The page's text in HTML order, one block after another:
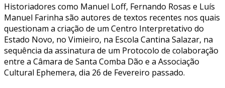
Historiadores como Manuel Loff, Fernando Rosas e Luís
Manuel Farinha são autores de textos recentes nos quais
questionam a criação de um Centro Interpretativo do
Estado Novo, no Vimieiro, na Escola Cantina Salazar, na
sequência da assinatura de um Protocolo de colaboração
entre a Câmara de Santa Comba Dão e a Associação
Cultural Ephemera, dia 26 de Fevereiro passado.